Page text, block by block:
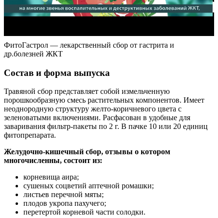
ФитоГастрол — лекарственный сбор от гастрита и
др.болезней ЖКТ
Состав и форма выпуска
Травяной сбор представляет собой измельченную
порошкообразную смесь растительных компонентов. Имеет
неоднородную структуру желто-коричневого цвета с
зеленоватыми включениями. Расфасован в удобные для
заваривания фильтр-пакеты по 2 г. В пачке 10 или 20 единиц
фитопрепарата.
Желудочно-кишечный сбор, отзывы о котором
многочисленны, состоит из:
корневища аира;
сушеных соцветий аптечной ромашки;
листьев перечной мяты;
плодов укропа пахучего;
перетертой корневой части солодки.